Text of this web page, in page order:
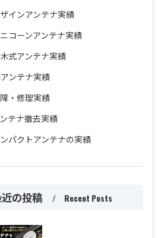
インアンテナ実績
コーンアンテナ実績
式アンテナ実績
アンテナ実績
・修理実績
テナ撤去実績
パクトアンテナの実績
の投稿 Recent Posts